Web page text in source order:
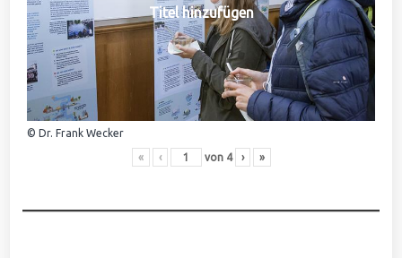
Titel hinzufügen
© Dr. Frank Wecker
« ‹ von 4 › »